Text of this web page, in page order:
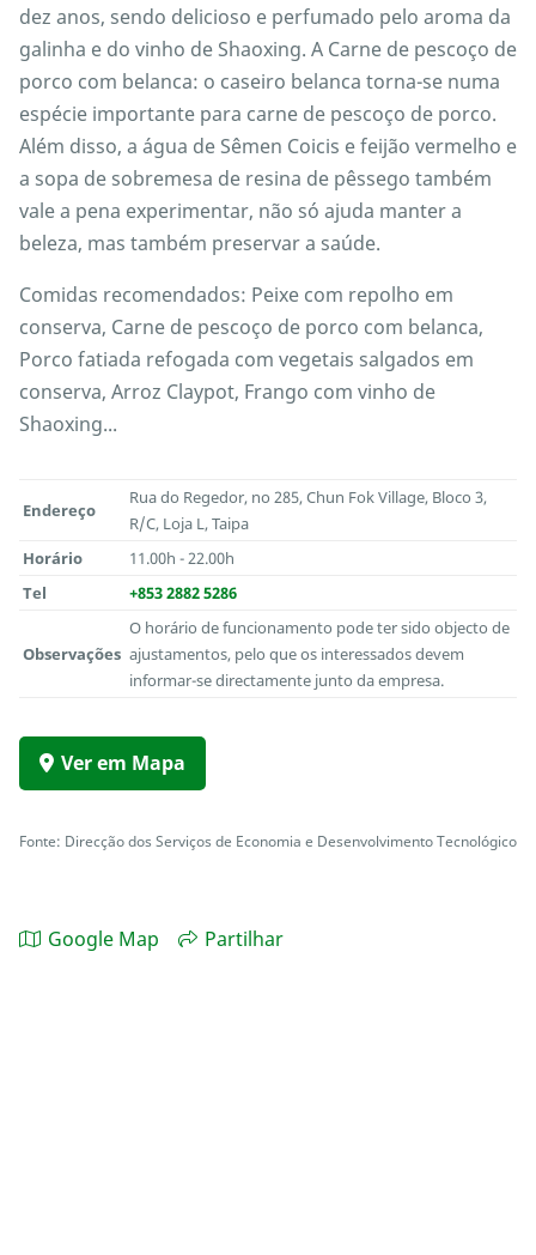
dez anos, sendo delicioso e perfumado pelo aroma da
galinha e do vinho de Shaoxing. A Carne de pescoço de
porco com belanca: o caseiro belanca torna-se numa
espécie importante para carne de pescoço de porco.
Além disso, a água de Sêmen Coicis e feijão vermelho e
a sopa de sobremesa de resina de pêssego também
vale a pena experimentar, não só ajuda manter a
beleza, mas também preservar a saúde.
Comidas recomendados: Peixe com repolho em
conserva, Carne de pescoço de porco com belanca,
Porco fatiada refogada com vegetais salgados em
conserva, Arroz Claypot, Frango com vinho de
Shaoxing...
Endereço
Rua do Regedor, no 285, Chun Fok Village, Bloco 3,
R/C, Loja L, Taipa
Horário
11.00h - 22.00h
Tel
+853 2882 5286
Observações
O horário de funcionamento pode ter sido objecto de
ajustamentos, pelo que os interessados devem
informar-se directamente junto da empresa.
Ver em Mapa
Fonte: Direcção dos Serviços de Economia e Desenvolvimento Tecnológico
Google Map Partilhar